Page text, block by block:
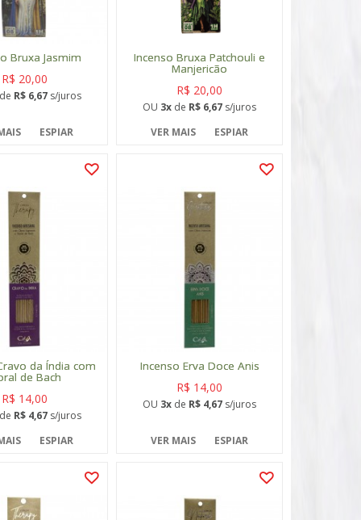
Bruxa Jasmim
R$ 20,00
R$ 6,67 s/juros
ESPIAR
Incenso Bruxa Patchouli e
Manjericão
R$ 20,00
OU 3x de R$ 6,67 s/juros
VER MAIS
ESPIAR
da Índia com
de Bach
R$ 14,00
R$ 4,67 s/juros
ESPIAR
Incenso Erva Doce Anis
R$ 14,00
OU 3x de R$ 4,67 s/juros
VER MAIS ESPIAR